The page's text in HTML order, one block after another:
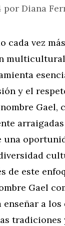
por Diana
cada vez
y el
Gael,
una
de este
Gael
a
tradiciones